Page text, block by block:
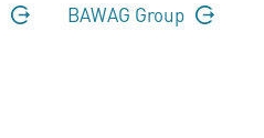
BAWAG Group